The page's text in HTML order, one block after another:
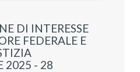
DI INTERESSE
FEDERALE E
2025 - 28